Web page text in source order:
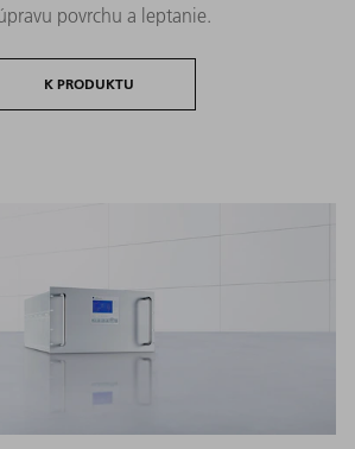
povrchu a leptanie.
K PRODUKTU